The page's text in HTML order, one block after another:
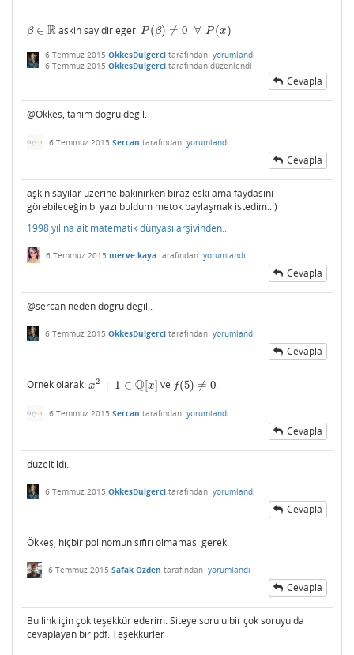
β ∈ R
β∈R askin sayidir egerP(β) ≠ 0
P(β)≠0 ∀
∀ P(x)
P(x)
6 Temmuz 2015 OkkesDulgerci tarafından yorumlandı
6 Temmuz 2015 OkkesDulgerci tarafından düzenlendi
Cevapla
@Okkes, tanim dogru degil.
6 Temmuz 2015 Sercan tarafından yorumlandı
Cevapla
aşkın sayılar üzerine bakınırken biraz eski ama faydasını
görebileceğin bi yazı buldum metok paylaşmak istedim..:)
1998 yılına ait matematik dünyası arşivinden..
6 Temmuz 2015 merve kaya tarafından yorumlandı
Cevapla
@sercan neden dogru degil..
6 Temmuz 2015 OkkesDulgerci tarafından yorumlandı
Cevapla
Ornek olarak: x2 + 1 ∈ Q[x]
x2+1∈Q [x ] ve f(5) ≠ 0
f(5)≠0 .
6 Temmuz 2015 Sercan tarafından yorumlandı
Cevapla
duzeltildi..
6 Temmuz 2015 OkkesDulgerci tarafından yorumlandı
Cevapla
Ökkeş, hiçbir polinomun sıfırı olmaması gerek.
6 Temmuz 2015 Safak Ozden tarafından yorumlandı
Cevapla
Bu link için çok teşekkür ederim. Siteye sorulu bir çok soruyu da
cevaplayan bir pdf. Teşekkürler